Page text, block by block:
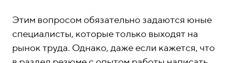
Этим вопросом обязательно задаются юные
специалисты, которые только выходят на
рынок труда. Однако, даже если кажется, что